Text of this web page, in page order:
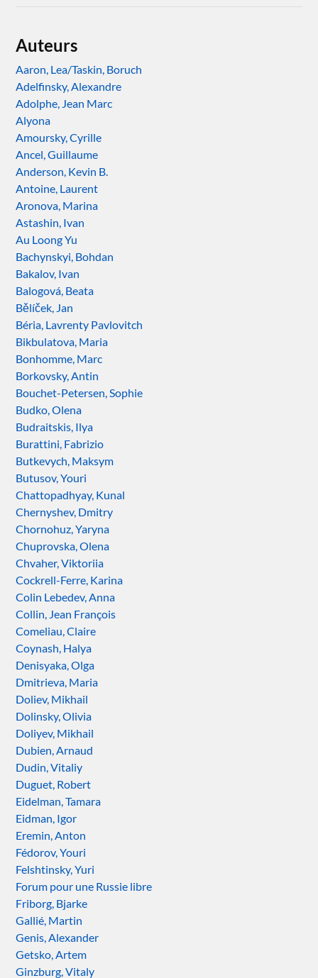
Auteurs
Aaron, Lea/Taskin, Boruch
Adelfinsky, Alexandre
Adolphe, Jean Marc
Alyona
Amoursky, Cyrille
Ancel, Guillaume
Anderson, Kevin B.
Antoine, Laurent
Aronova, Marina
Astashin, Ivan
Au Loong Yu
Bachynskyi, Bohdan
Bakalov, Ivan
Balogová, Beata
Bělíček, Jan
Béria, Lavrenty Pavlovitch
Bikbulatova, Maria
Bonhomme, Marc
Borkovsky, Antin
Bouchet-Petersen, Sophie
Budko, Olena
Budraitskis, Ilya
Burattini, Fabrizio
Butkevych, Maksym
Butusov, Youri
Chattopadhyay, Kunal
Chernyshev, Dmitry
Chornohuz, Yaryna
Chuprovska, Olena
Chvaher, Viktoriia
Cockrell-Ferre, Karina
Colin Lebedev, Anna
Collin, Jean François
Comeliau, Claire
Coynash, Halya
Denisyaka, Olga
Dmitrieva, Maria
Doliev, Mikhail
Dolinsky, Olivia
Doliyev, Mikhail
Dubien, Arnaud
Dudin, Vitaliy
Duguet, Robert
Eidelman, Tamara
Eidman, Igor
Eremin, Anton
Fédorov, Youri
Felshtinsky, Yuri
Forum pour une Russie libre
Friborg, Bjarke
Gallié, Martin
Genis, Alexander
Getsko, Artem
Ginzburg, Vitaly